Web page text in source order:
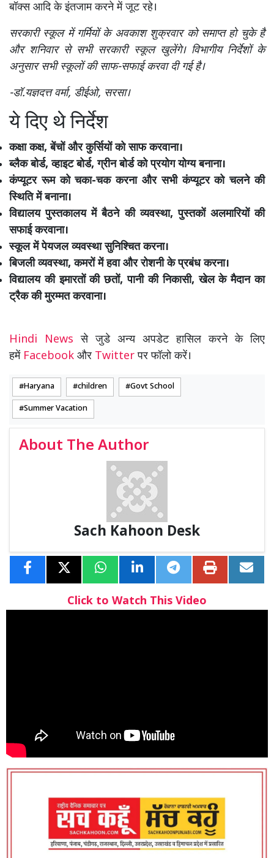
बॉक्स आदि के इंतजाम करने में जूट रहे।
सरकारी स्कूल में गर्मियों के अवकाश शुक्रवार को समाप्त हो चुके है
और शनिवार से सभी सरकारी स्कूल खुलेंगे। विभागीय निर्देशों के
अनुसार सभी स्कूलों की साफ-सफाई करवा दी गई है।
-डॉ.यज्ञदत्त वर्मा, डीईओ, सरसा।
ये दिए थे निर्देश
कक्षा कक्ष, बेंचों और कुर्सियों को साफ करवाना।
ब्लैक बोर्ड, व्हाइट बोर्ड, ग्रीन बोर्ड को प्रयोग योग्य बनाना।
कंप्यूटर रूम को चका-चक करना और सभी कंप्यूटर को चलने की
स्थिति में बनाना।
विद्यालय पुस्तकालय में बैठने की व्यवस्था, पुस्तकों अलमारियों की
सफाई करवाना।
स्कूल में पेयजल व्यवस्था सुनिश्चित करना।
बिजली व्यवस्था, कमरों में हवा और रोशनी के प्रबंध करना।
विद्यालय की इमारतों की छतों, पानी की निकासी, खेल के मैदान का
ट्रैक की मुरम्मत करवाना।
Hindi Newsसे जुडे अन्य अपडेट हासिल करने के लिए
हमें Facebook और Twitterपर फॉलो करें।
Haryana children Govt School
Summer Vacation
About The Author
Sach Kahoon Desk
Click to Watch This Video